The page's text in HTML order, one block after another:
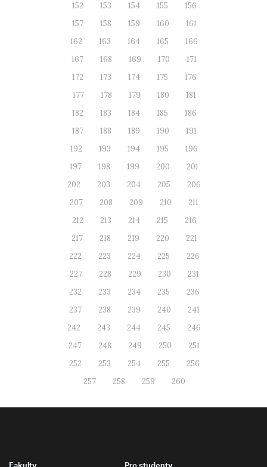
152
153 154 155
156
157
158 159 160
161
162
163 164 165
166
167
168 169 170
171
172
173 174 175
176
177
178 179 180
181
182
183 184 185
186
187
188 189 190
191
192
193 194 195
196
197
198 199 200
201
202
203 204 205
206
207
208 209 210
211
212
213 214 215
216
217
218 219 220
221
222
223 224 225
226
227
228 229 230
231
232
233 234 235
236
237
238 239 240
241
242
243 244 245
246
247
248 249 250
251
252
253 254 255
256
257
258 259 260